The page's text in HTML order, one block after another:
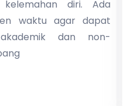
diri. Ada
waktu agar dapat
dan non-